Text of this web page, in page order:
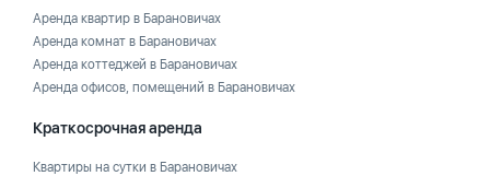
Аренда квартир в Барановичах
Аренда комнат в Барановичах
Аренда коттеджей в Барановичах
Аренда офисов, помещений в Барановичах
Краткосрочная аренда
Квартиры на сутки в Барановичах